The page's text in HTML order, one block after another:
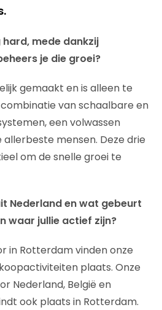
mede dankzij
je die groei?
gemaakt en is alleen te
van schaalbare en
een volwassen
mensen. Deze drie
om de snelle groei te
Nederland en wat gebeurt
waar jullie actief zijn?
in Rotterdam vinden onze
plaats. Onze
Nederland, België en
ook plaats in Rotterdam.